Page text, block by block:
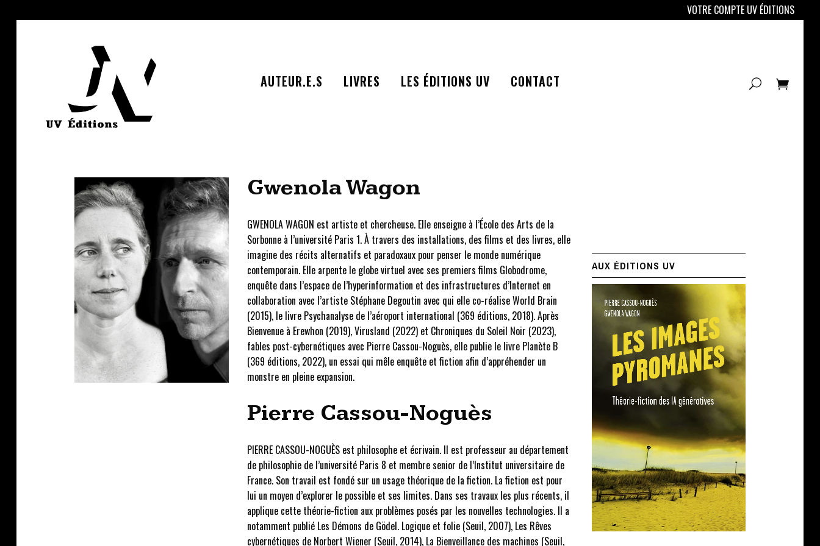
VOTRE COMPTE UV ÉDITIONS
AUTEUR.E.S LIVRES LES ÉDITIONS UV CONTACT
Gwenola Wagon
GWENOLA WAGON est artiste et chercheuse. Elle enseigne à l’École des Arts de la
Sorbonne à l’université Paris 1. À travers des installations, des films et des livres, elle
imagine des récits alternatifs et paradoxaux pour penser le monde numérique
contemporain. Elle arpente le globe virtuel avec ses premiers films Globodrome,
enquête dans l’espace de l’hyperinformation et des infrastructures d’Internet en
collaboration avec l’artiste Stéphane Degoutin avec qui elle co-réalise World Brain
(2015), le livre Psychanalyse de l’aéroport international (369 éditions, 2018). Après
Bienvenue à Erewhon (2019), Virusland (2022) et Chroniques du Soleil Noir (2023),
fables post-cybernétiques avec Pierre Cassou-Noguès, elle publie le livre Planète B
(369 éditions, 2022), un essai qui mêle enquête et fiction afin d’appréhender un
monstre en pleine expansion.
Pierre Cassou-Noguès
PIERRE CASSOU-NOGUÈS est philosophe et écrivain. Il est professeur au département
de philosophie de l’université Paris 8 et membre senior de l’Institut universitaire de
France. Son travail est fondé sur un usage théorique de la fiction. La fiction est pour
lui un moyen d’explorer le possible et ses limites. Dans ses travaux les plus récents, il
applique cette théorie-fiction aux problèmes posés par les nouvelles technologies. Il a
notamment publié Les Démons de Gödel. Logique et folie (Seuil, 2007), Les Rêves
cybernétiques de Norbert Wiener (Seuil, 2014), La Bienveillance des machines (Seuil,
AUX ÉDITIONS UV